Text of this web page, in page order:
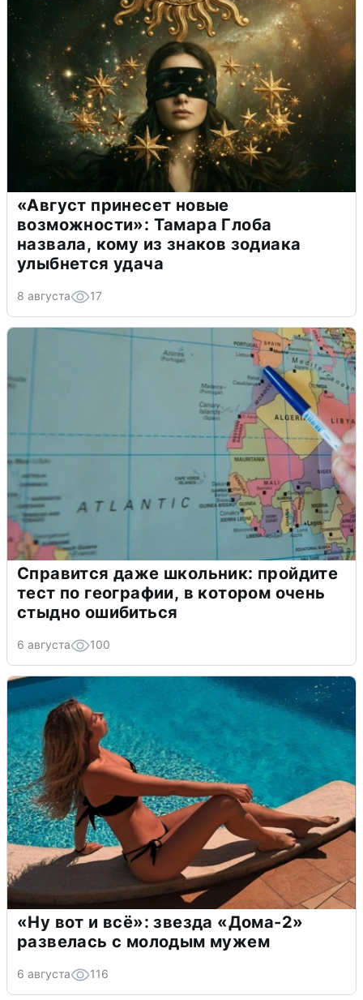
«Август принесет новые
возможности»: Тамара Глоба
назвала, кому из знаков зодиака
улыбнется удача
8 августа 17
Справится даже школьник: пройдите
тест по географии, в котором очень
стыдно ошибиться
6 августа 100
«Ну вот и всё»: звезда «Дома-2»
развелась с молодым мужем
6 августа 116